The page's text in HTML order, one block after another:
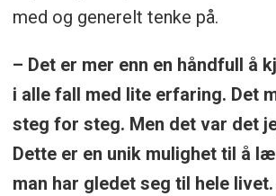
med og generelt tenke på.
– Det er mer enn en håndfull å
i alle fall med lite erfaring. Det
steg for steg. Men det var det
Dette er en unik mulighet til å
man har gledet seg til hele